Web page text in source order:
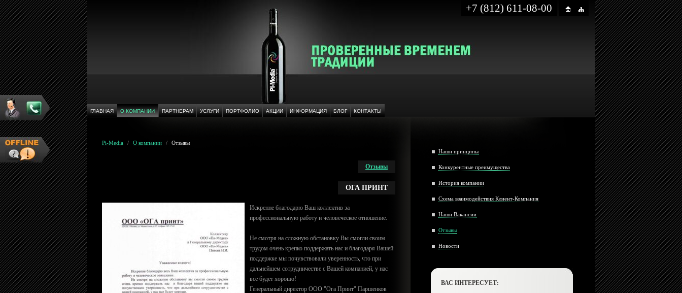
+7 (812) 611-08-00
ГЛАВНАЯ О КОМПАНИИ ПАРТНЕРАМ УСЛУГИ ПОРТФОЛИО АКЦИИ ИНФОРМАЦИЯ БЛОГ КОНТАКТЫ
Pi-Media / О компании / Отзывы
Отзывы
ОГА ПРИНТ
Искренне благодарю Ваш коллектив за
профессиональную работу и человеческое отношение.
Не смотря на сложную обстановку Вы смогли своим
трудом очень крепко поддержать нас и благодаря Вашей
поддержке мы почувствовали уверенность, что при
дальнейшем сотрудничестве с Вашей компанией, у нас
все будет хорошо!
Генеральный директор ООО "Ога Принт" Паршенков
Наши принципы
Конкурентные преимущества
История компании
Cхема взаимодействия Клиент-Компания
Наши Вакансии
Отзывы
Новости
ВАС ИНТЕРЕСУЕТ: